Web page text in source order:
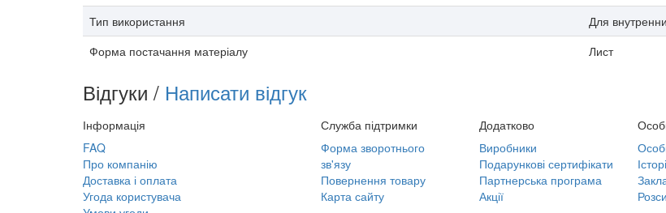
Тип використання
Для
Форма постачання матеріалу
Лист
Відгуки / Написати відгук
Інформація
FAQ
Про компанію
Доставка і оплата
Угода користувача
Служба підтримки
Форма зворотнього
зв'язу
Повернення товару
Карта сайту
Додатково
Виробники
Подарункові сертифікати
Партнерська програма
Акції